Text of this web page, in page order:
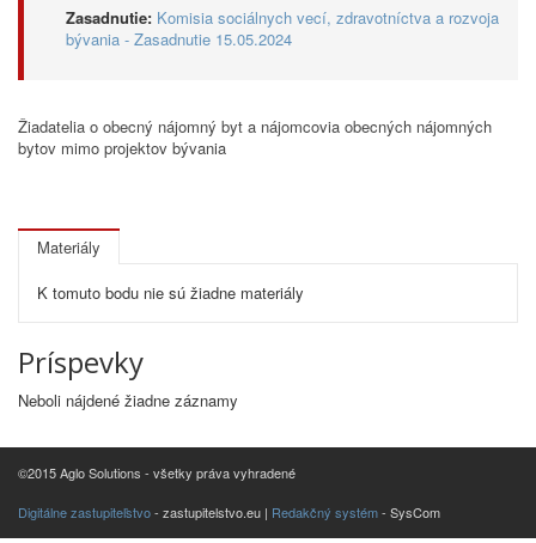
Zasadnutie: Komisia sociálnych vecí, zdravotníctva a rozvoja
bývania - Zasadnutie 15.05.2024
Žiadatelia o obecný nájomný byt a nájomcovia obecných nájomných
bytov mimo projektov bývania
Materiály
K tomuto bodu nie sú žiadne materiály
Príspevky
Neboli nájdené žiadne záznamy
©2015 Aglo Solutions - všetky práva vyhradené
Digitálne zastupiteľstvo- zastupitelstvo.eu | Redakčný systém- SysCom